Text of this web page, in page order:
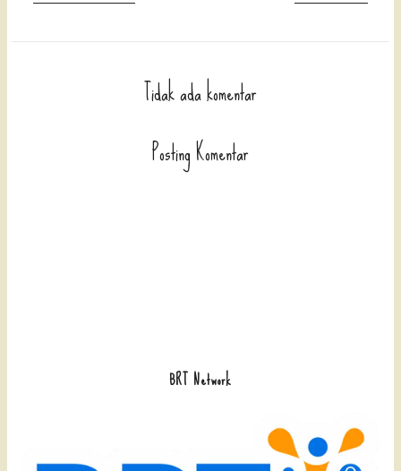
Tidak ada komentar
Posting Komentar
BRT Network